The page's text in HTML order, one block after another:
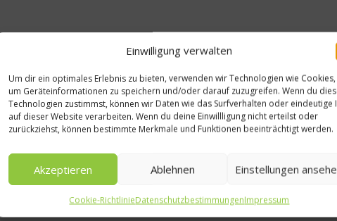
Einwilligung verwalten
Um dir ein optimales Erlebnis zu bieten, verwenden wir Technologien wie Cookies,
um Geräteinformationen zu speichern und/oder darauf zuzugreifen. Wenn du
Technologien zustimmst, können wir Daten wie das Surfverhalten oder eindeutige
auf dieser Website verarbeiten. Wenn du deine Einwillligung nicht erteilst oder
zurückziehst, können bestimmte Merkmale und Funktionen beeinträchtigt werden.
Akzeptieren Ablehnen Einstellungen
Cookie-RichtlinieDatenschutzbestimmungenImpressum